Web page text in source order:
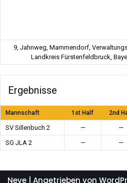
9, Jahnweg, Mammendorf,
Landkreis Fürstenfeldbruck,
Ergebnisse
Mannschaft 1st Half 2nd
SV Sillenbuch 2 — —
SG JLA 2
— —
Neve | Angetrieben von